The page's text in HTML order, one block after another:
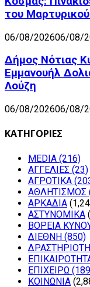
του
06/08/202606/08/
Δήμος Νότιας
Εμμανουήλ
Λούζη
06/08/202606/08/
ΚΑΤΗΓΟΡΙΕΣ
MEDIA (216)
ΑΓΓΕΛΙΕΣ (23)
ΑΓΡΟΤΙΚΑ
ΑΘΛΗΤΙΣΜΟΣ
ΑΡΚΑΔΙΑ
ΑΣΤΥΝΟΜΙΚΑ
ΒΟΡΕΙΑ
ΔΙΕΘΝΗ (850)
ΕΠΙΧΕΙΡΩ
ΚΟΙΝΩΝΙΑ